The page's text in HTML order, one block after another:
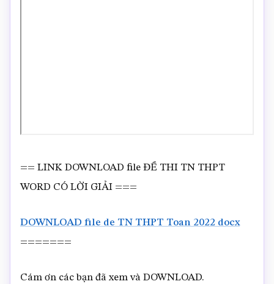
== LINK DOWNLOAD file ĐỀ THI TN THPT
WORD CÓ LỜI GIẢI ===
DOWNLOAD file de TN THPT Toan 2022 docx
=======
Cám ơn các bạn đã xem và DOWNLOAD.